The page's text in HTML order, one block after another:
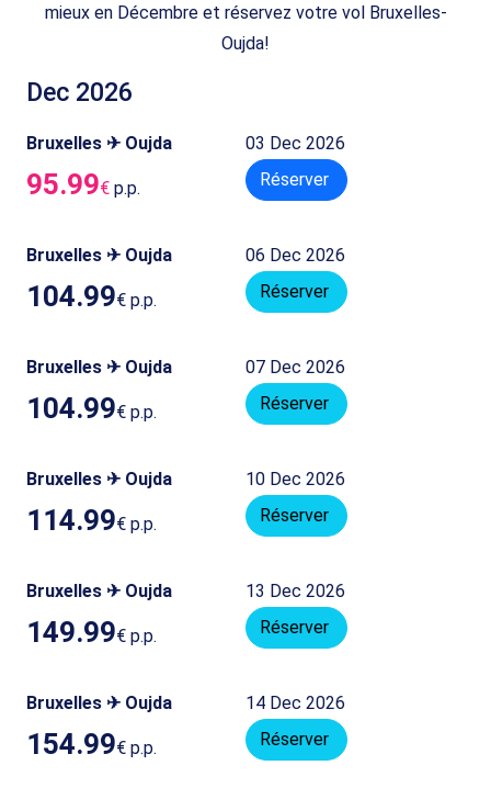
mieux en Décembre et réservez votre vol Bruxelles-
Oujda!
Dec 2026
Bruxelles ✈ Oujda 03 Dec 2026
95.99€ p.p. Réserver
Bruxelles ✈ Oujda 06 Dec 2026
104.99€ p.p. Réserver
Bruxelles ✈ Oujda 07 Dec 2026
104.99€ p.p. Réserver
Bruxelles ✈ Oujda 10 Dec 2026
114.99€ p.p. Réserver
Bruxelles ✈ Oujda 13 Dec 2026
149.99€ p.p. Réserver
Bruxelles ✈ Oujda 14 Dec 2026
154.99€ p.p. Réserver